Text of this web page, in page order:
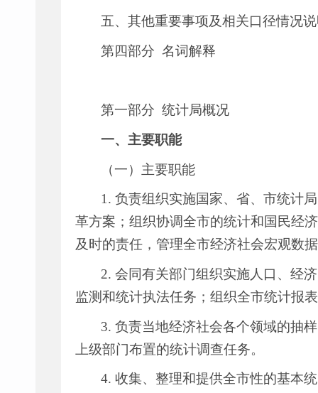
五、其他重要事项及相关口径情况
第四部分 名词解释
第一部分 统计局概况
一、主要职能
（一）主要职能
1.负责组织实施国家、省、市统计
革方案；组织协调全市的统计和国民经
及时的责任，管理全市经济社会宏观数
2.会同有关部门组织实施人口、经
监测和统计执法任务；组织全市统计报
3.负责当地经济社会各个领域的抽
上级部门布置的统计调查任务。
4.收集、整理和提供全市性的基本